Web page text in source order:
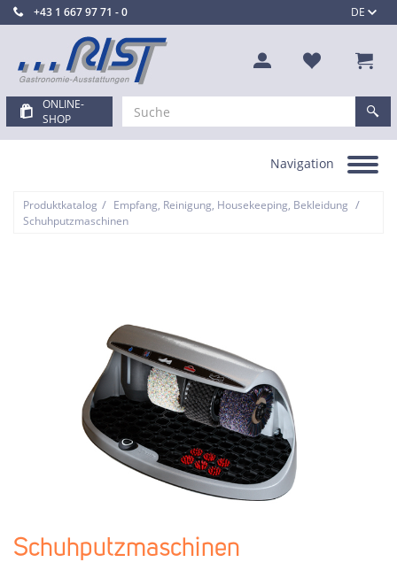
DE
+43 1 667 97 71 - 0
ONLINE-
SHOP
Toggle
Navigation
Produktkatalog / Empfang, Reinigung, Housekeeping, Bekleidung /
Schuhputzmaschinen
Schuhputzmaschinen